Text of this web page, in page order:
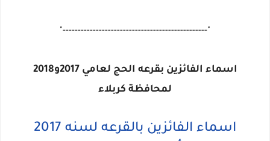
"------------------------------------------------"
اسماء الفائزين بقرعه الحج لعامي 2017و2018
لمحافظة كربلاء
اسماء الفائزين بالقرعه لسنه 2017